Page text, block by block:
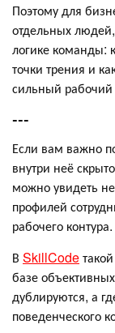
Поэтому для
отдельных
логике команды:
точки трения и
сильный рабочий
---
Если вам важно
внутри неё
можно увидеть
профилей
рабочего контура.
В SkillCode
базе
дублируются, а
поведенческого